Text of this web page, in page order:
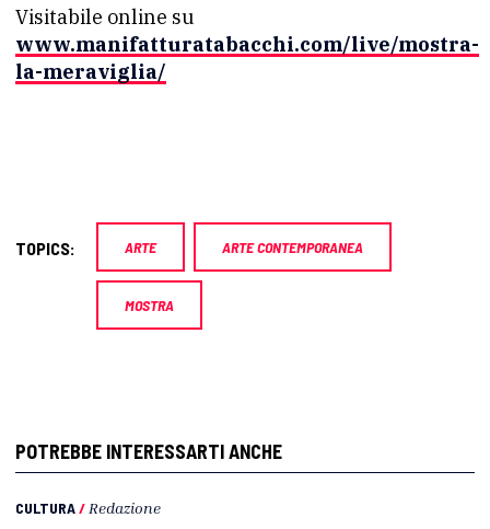
Visitabile online su
www.manifatturatabacchi.com/live/mostra-
la-meraviglia/
TOPICS: ARTE ARTE CONTEMPORANEA
MOSTRA
POTREBBE INTERESSARTI ANCHE
CULTURA/ Redazione